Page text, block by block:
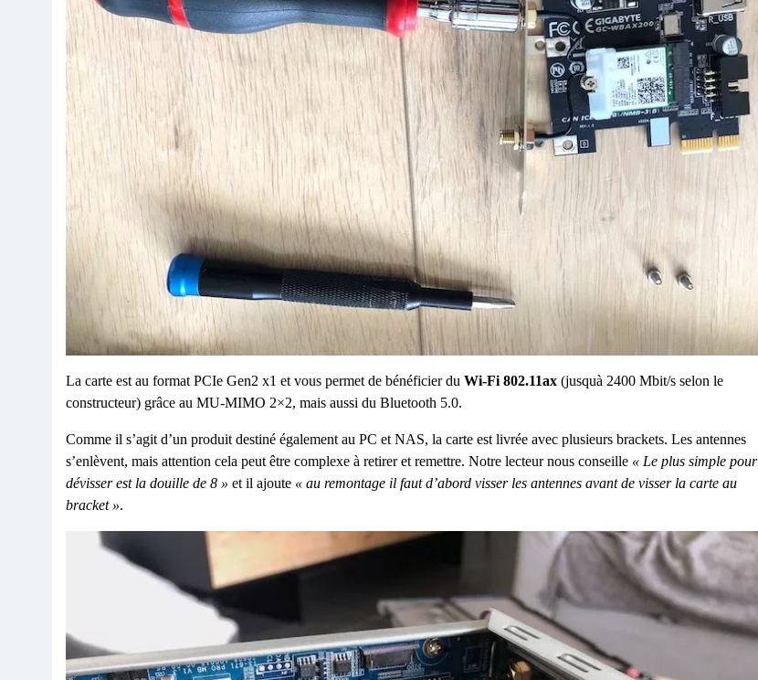
La carte est au format PCIe Gen2 x1 et vous permet de bénéficier du Wi-Fi 802.11ax (jusquà 2400 Mbit/s selon le
constructeur) grâce au MU-MIMO 2×2, mais aussi du Bluetooth 5.0.
Comme il s’agit d’un produit destiné également au PC et NAS, la carte est livrée avec plusieurs brackets. Les antennes
s’enlèvent, mais attention cela peut être complexe à retirer et remettre. Notre lecteur nous conseille « Le plus simple pour
dévisser est la douille de 8 » et il ajoute « au remontage il faut d’abord visser les antennes avant de visser la carte au
bracket ».